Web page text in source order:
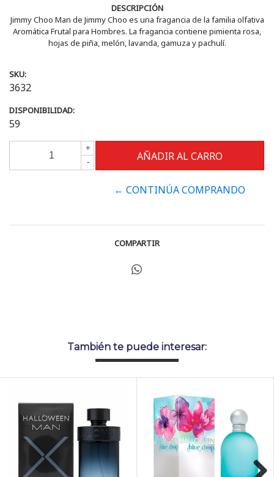
DESCRIPCIÓN
Jimmy Choo Man de Jimmy Choo es una fragancia de la familia olfativa
Aromática Frutal para Hombres. La fragancia contiene pimienta rosa,
hojas de piña, melón, lavanda, gamuza y pachulí.
SKU:
3632
DISPONIBILIDAD:
59
+
-
← CONTINÚA COMPRANDO
COMPARTIR
También te puede interesar: